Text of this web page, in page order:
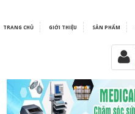
TRANG CHỦ GIỚI THIỆU SẢN PHẨM